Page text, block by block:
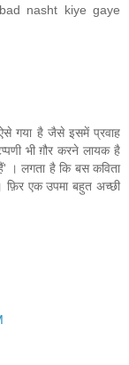
nasht kiye gaye
गया है जैसे इसमें प्रवाह
भी ग़ौर करने लायक है
। लगता है कि बस कविता
फ़िर एक उपमा बहुत अच्छी